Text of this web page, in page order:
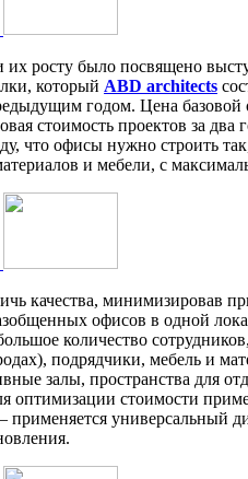
их росту было посвящено
который ABD architects
годом. Цена базовой
стоимость проектов за
что офисы нужно строить
и мебели, с
качества, минимизировав
офисов в одной
количество
подрядчики, мебель и
залы, пространства для
оптимизации стоимости
применяется универсальный